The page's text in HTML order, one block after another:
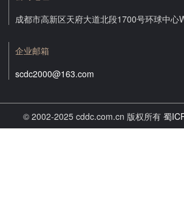
成都市高新区天府大道北段1700号环球中心
企业邮箱
scdc2000@163.com
© 2002-2025 cddc.com.cn 版权所有 蜀